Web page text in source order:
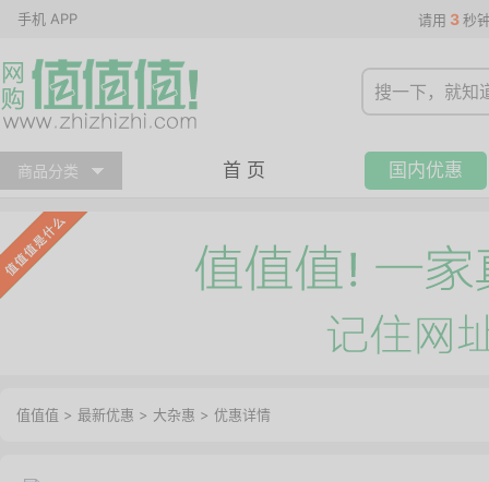
手机 APP 请用 3 秒
商品分类 首 页 国内优惠
值值值 > 最新优惠 > 大杂惠 > 优惠详情